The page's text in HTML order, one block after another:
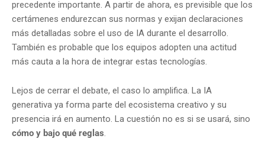
precedente importante. A partir de ahora, es previsible que los
certámenes endurezcan sus normas y exijan declaraciones
más detalladas sobre el uso de IA durante el desarrollo.
También es probable que los equipos adopten una actitud
más cauta a la hora de integrar estas tecnologías.
Lejos de cerrar el debate, el caso lo amplifica. La IA
generativa ya forma parte del ecosistema creativo y su
presencia irá en aumento. La cuestión no es si se usará, sino
cómo y bajo qué reglas